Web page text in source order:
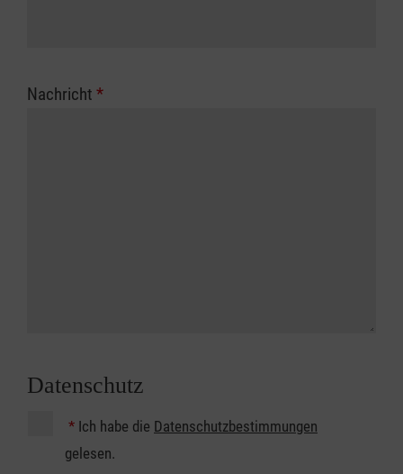
Nachricht *
Datenschutz
* Ich habe die Datenschutzbestimmungen
gelesen.